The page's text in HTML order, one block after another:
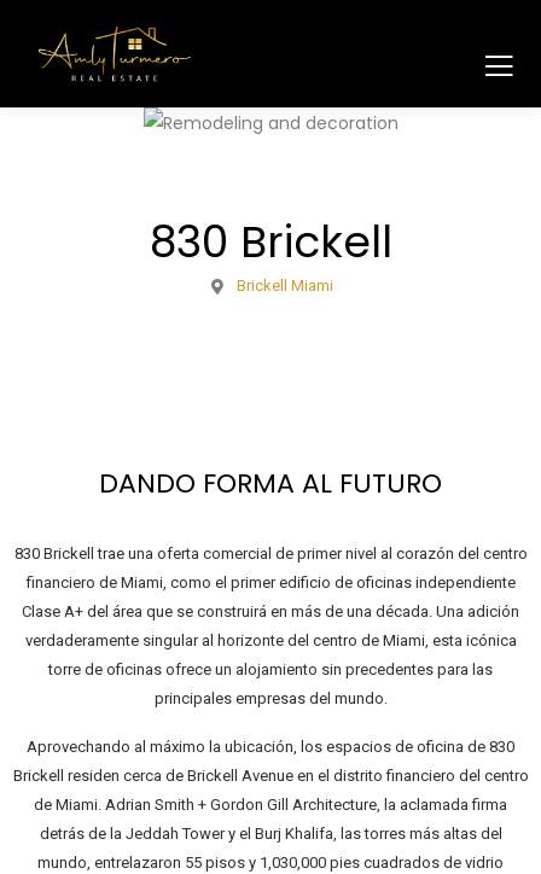
830 Brickell
Brickell Miami
DANDO FORMA AL FUTURO
830 Brickell trae una oferta comercial de primer nivel al corazón del centro
financiero de Miami, como el primer edificio de oficinas independiente
Clase A+ del área que se construirá en más de una década. Una adición
verdaderamente singular al horizonte del centro de Miami, esta icónica
torre de oficinas ofrece un alojamiento sin precedentes para las
principales empresas del mundo.
Aprovechando al máximo la ubicación, los espacios de oficina de 830
Brickell residen cerca de Brickell Avenue en el distrito financiero del centro
de Miami. Adrian Smith + Gordon Gill Architecture, la aclamada firma
detrás de la Jeddah Tower y el Burj Khalifa, las torres más altas del
mundo, entrelazaron 55 pisos y 1,030,000 pies cuadrados de vidrio